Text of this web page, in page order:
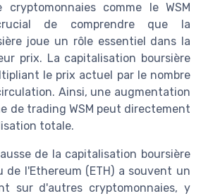
cryptomonnaies comme le WSM
de comprendre que la
joue un rôle essentiel dans la
prix. La capitalisation boursière
le prix actuel par le nombre
Ainsi, une augmentation
de trading WSM peut directement
totale.
de la capitalisation boursière
de l'Ethereum (ETH) a souvent un
sur d'autres cryptomonnaies, y